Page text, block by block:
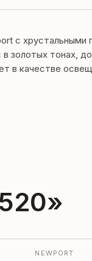
с хрустальными
золотых тонах,
в качестве
NEWPORT